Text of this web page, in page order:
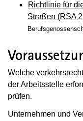
Richtlinie für
Straßen (RSA
Welche
der Arbeitsstelle
prüfen.
Unternehmen und